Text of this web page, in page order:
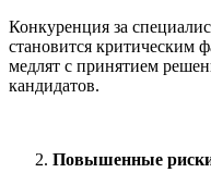
Конкуренция за
становится критическим
медлят с принятием
кандидатов.
Повышенные